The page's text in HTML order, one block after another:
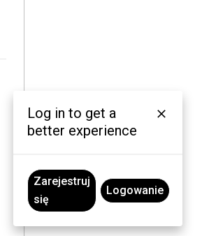
Log in to get a
better experience
Zarejestruj
się
Logowanie